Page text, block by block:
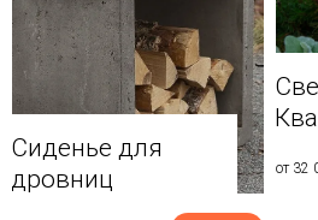
Сиденье для
дровниц
от 32